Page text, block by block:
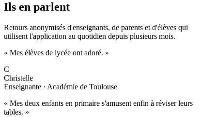
Ils en parlent
Retours anonymisés d'enseignants, de parents et d'élèves qui
utilisent l'application au quotidien depuis plusieurs mois.
« Mes élèves de lycée ont adoré. »
C
Christelle
Enseignante · Académie de Toulouse
« Mes deux enfants en primaire s'amusent enfin à réviser leurs
tables. »